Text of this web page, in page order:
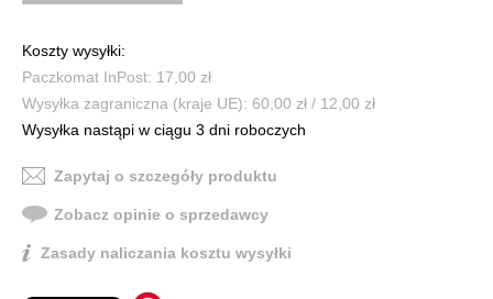
Koszty wysyłki:
Paczkomat InPost: 17,00 zł
Wysyłka zagraniczna (kraje UE): 60,00 zł / 12,00 zł
Wysyłka nastąpi w ciągu 3 dni roboczych
Zapytaj o szczegóły produktu
Zobacz opinie o sprzedawcy
Zasady naliczania kosztu wysyłki